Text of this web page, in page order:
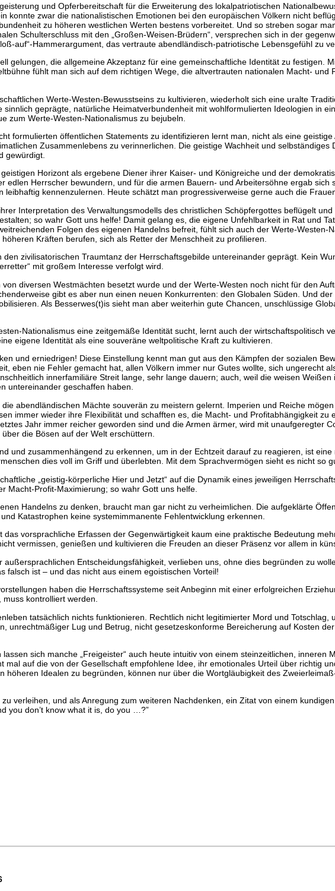
und Opferbereitschaft für die Erweiterung des lokalpatriotischen
konnte zwar die nationalistischen Emotionen bei den europäischen Völkern nicht
zu höheren westlichen Werten bestens vorbereitet. Und so streben sogar
Schulterschluss mit den „Großen-Weisen-Brüdern“, versprechen sich in der
auf“-Hammerargument, das vertraute abendländisch-patriotische Lebensgefühl zu
gelungen, die allgemeine Akzeptanz für eine gemeinschaftliche Identität zu festigen.
fühlt man sich auf dem richtigen Wege, die altvertrauten nationalen Macht- und
Werte-Westen-Bewusstseins zu kultivieren, wiederholt sich eine uralte
geprägte, natürliche Heimatverbundenheit mit wohlformulierten Ideologien in
zum Werte-Westen-Nationalismus zu bejubeln.
formulierten öffentlichen Statements zu identifizieren lernt man, nicht als eine
Zusammenlebens zu verinnerlichen. Die geistige Wachheit und selbständiges
gewürdigt.
Horizont als ergebene Diener ihrer Kaiser- und Königreiche und der
edlen Herrscher bewundern, und für die armen Bauern- und Arbeitersöhne ergab sich
kennenzulernen. Heute schätzt man progressiverweise gerne auch die
Interpretation des Verwaltungsmodells des christlichen Schöpfergottes beflügelt
so wahr Gott uns helfe! Damit gelang es, die eigene Unfehlbarkeit in Rat und
Folgen des eigenen Handelns befreit, fühlt sich auch der Werte-Westen-
Kräften berufen, sich als Retter der Menschheit zu profilieren.
zivilisatorischen Traumtanz der Herrschaftsgebilde untereinander geprägt. Kein
mit großem Interesse verfolgt wird.
diversen Westmächten besetzt wurde und der Werte-Westen noch nicht für den
gibt es aber nun einen neuen Konkurrenten: den Globalen Süden. Und
Als Besserwes(t)is sieht man aber weiterhin gute Chancen, unschlüssige
Nationalismus eine zeitgemäße Identität sucht, lernt auch der wirtschaftspolitisch
eigene Identität als eine souveräne weltpolitische Kraft zu kultivieren.
und erniedrigen! Diese Einstellung kennt man gut aus den Kämpfen der sozialen
eben nie Fehler gemacht hat, allen Völkern immer nur Gutes wollte, sich ungerecht
innerfamiliäre Streit lange, sehr lange dauern; auch, weil die weisen Weißen
untereinander geschaffen haben.
abendländischen Mächte souverän zu meistern gelernt. Imperien und Reiche
immer wieder ihre Flexibilität und schafften es, die Macht- und Profitabhängigkeit zu
Jahr immer reicher geworden sind und die Armen ärmer, wird mit unaufgeregter
die Bösen auf der Welt erschüttern.
und zusammenhängend zu erkennen, um in der Echtzeit darauf zu reagieren, ist
dies voll im Griff und überlebten. Mit dem Sprachvermögen sieht es nicht so
„geistig-körperliche Hier und Jetzt“ auf die Dynamik eines jeweiligen
Macht-Profit-Maximierung; so wahr Gott uns helfe.
Handelns zu denken, braucht man gar nicht zu verheimlichen. Die aufgeklärte
Katastrophen keine systemimmanente Fehlentwicklung erkennen.
vorsprachliche Erfassen der Gegenwärtigkeit kaum eine praktische Bedeutung
vermissen, genießen und kultivieren die Freuden an dieser Präsenz vor allem in
Entscheidungsfähigkeit, verlieben uns, ohne dies begründen zu
falsch ist – und das nicht aus einem egoistischen Vorteil!
haben die Herrschaftssysteme seit Anbeginn mit einer erfolgreichen
kontrolliert werden.
tatsächlich nichts funktionieren. Rechtlich nicht legitimierter Mord und Totschlag,
unrechtmäßiger Lug und Betrug, nicht gesetzeskonforme Bereicherung auf Kosten
sich manche „Freigeister“ auch heute intuitiv von einem steinzeitlichen, inneren
mal auf die von der Gesellschaft empfohlene Idee, ihr emotionales Urteil über richtig
höheren Idealen zu begründen, können nur über die Wortgläubigkeit des
verleihen, und als Anregung zum weiteren Nachdenken, ein Zitat von einem
you don’t know what it is, do you …?”